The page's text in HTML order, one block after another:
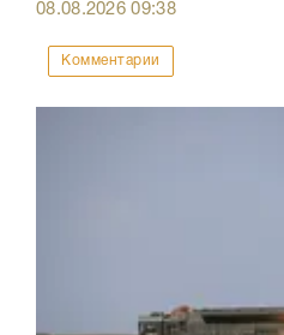
08.08.202609:38
Комментарии